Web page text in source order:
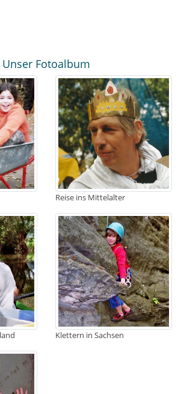
Unser Fotoalbum
Reise ins Mittelalter
Klettern in Sachsen